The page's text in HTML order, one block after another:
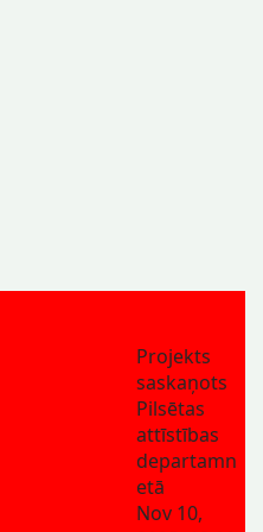
Projekts
saskaņots
Pilsētas
attīstības
departamn
etā
Nov 10,